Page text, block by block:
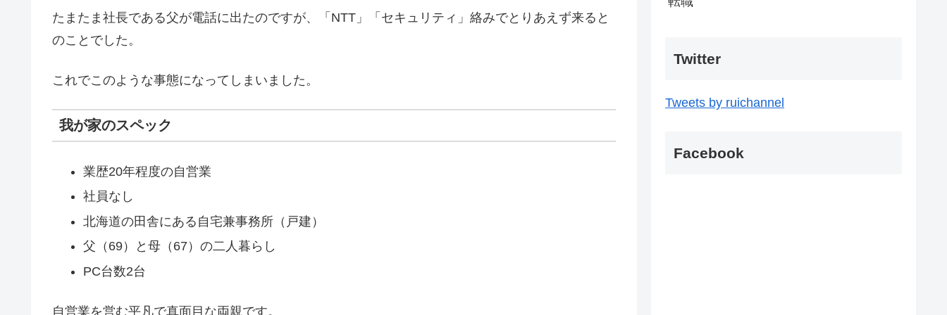
たまたま社長である父が電話に出たのですが、「NTT」「セキュリティ」絡みでとりあえず来ると
のことでした。
これでこのような事態になってしまいました。
我が家のスペック
業歴20年程度の自営業
社員なし
北海道の田舎にある自宅兼事務所（戸建）
父（69）と母（67）の二人暮らし
PC台数2台
自営業を営む平凡で真面目な両親です。
Twitter
Tweets by ruichannel
Facebook